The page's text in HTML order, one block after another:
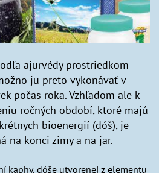
ajurvédy prostriedkom
ju preto vykonávať v
počas roka. Vzhľadom ale k
ročných období, ktoré majú
bioenergií (dóš), je
na konci zimy a na jar.
kaphy, dóše utvorenej z elementu